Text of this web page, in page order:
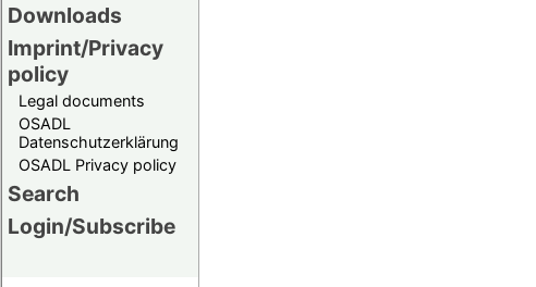
Downloads
Imprint/Privacy
policy
Legal documents
OSADL
Datenschutzerklärung
OSADL Privacy policy
Search
Login/Subscribe